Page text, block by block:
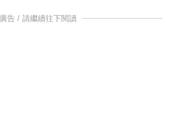
廣告 / 請繼續往下閱讀